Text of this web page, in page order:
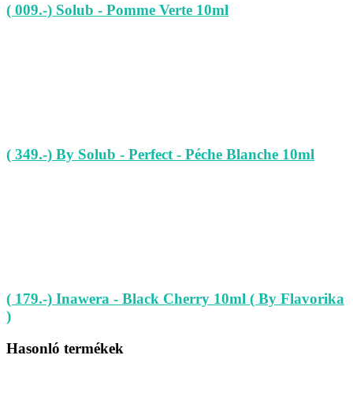
( 009.-) Solub - Pomme Verte 10ml
( 349.-) By Solub - Perfect - Péche Blanche 10ml
( 179.-) Inawera - Black Cherry 10ml ( By Flavorika
)
Hasonló termékek